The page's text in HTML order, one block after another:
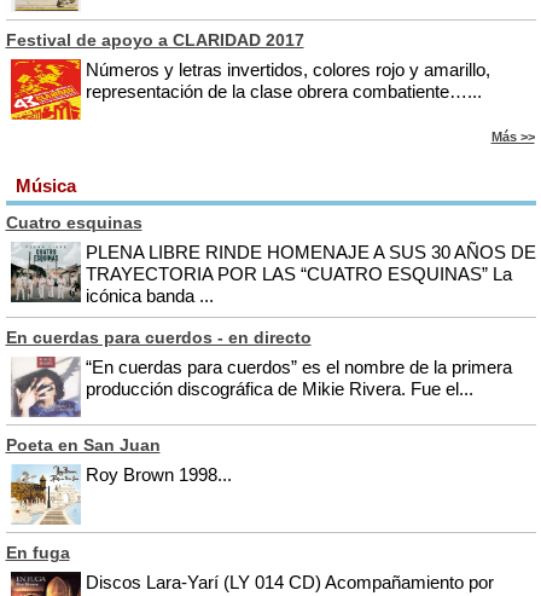
Festival de apoyo a CLARIDAD 2017
Números y letras invertidos, colores rojo y amarillo,
representación de la clase obrera combatiente…...
Más >>
Música
Cuatro esquinas
PLENA LIBRE RINDE HOMENAJE A SUS 30 AÑOS DE
TRAYECTORIA POR LAS “CUATRO ESQUINAS” La
icónica banda ...
En cuerdas para cuerdos - en directo
“En cuerdas para cuerdos” es el nombre de la primera
producción discográfica de Mikie Rivera. Fue el...
Poeta en San Juan
Roy Brown 1998...
En fuga
Discos Lara-Yarí (LY 014 CD) Acompañamiento por